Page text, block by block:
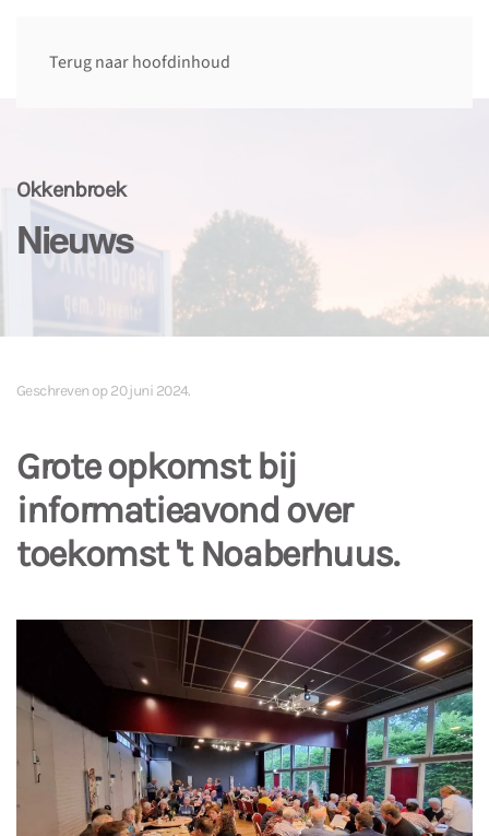
Terug naar hoofdinhoud
Okkenbroek
Nieuws
Geschreven op20 juni 2024.
Grote opkomst bij
informatieavond over
toekomst 't Noaberhuus.